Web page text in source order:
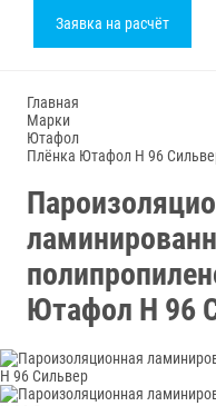
Заявка на расчёт
Главная
Марки
Ютафол
Плёнка Ютафол Н 96
Ютафол Н 96